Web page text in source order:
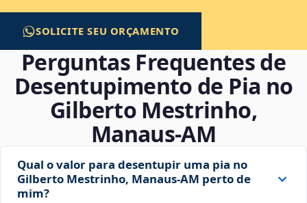
SOLICITE SEU ORÇAMENTO
Perguntas Frequentes de
Desentupimento de Pia no
Gilberto Mestrinho,
Manaus‑AM
Qual o valor para desentupir uma pia no
Gilberto Mestrinho, Manaus‑AM perto de
mim?